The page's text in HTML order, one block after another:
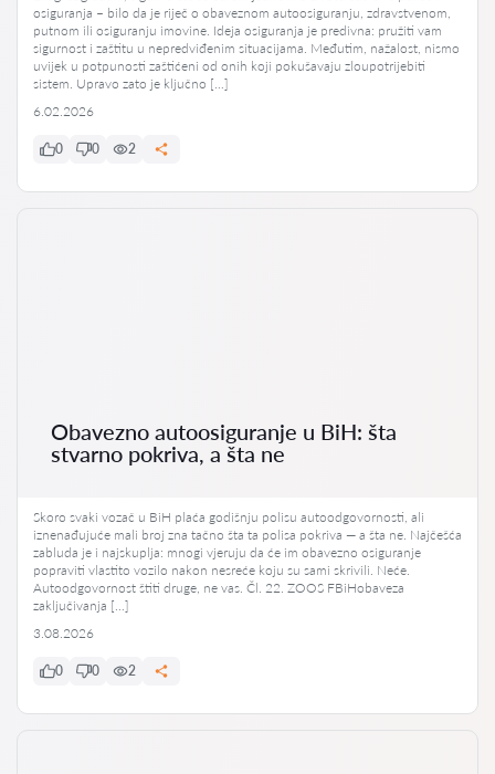
osiguranja – bilo da je riječ o obaveznom autoosiguranju, zdravstvenom,
putnom ili osiguranju imovine. Ideja osiguranja je predivna: pružiti vam
sigurnost i zaštitu u nepredviđenim situacijama. Međutim, nažalost, nismo
uvijek u potpunosti zaštićeni od onih koji pokušavaju zloupotrijebiti
sistem. Upravo zato je ključno […]
6.02.2026
0 0 2
Obavezno autoosiguranje u BiH: šta
stvarno pokriva, a šta ne
Skoro svaki vozač u BiH plaća godišnju polisu autoodgovornosti, ali
iznenađujuće mali broj zna tačno šta ta polisa pokriva — a šta ne. Najčešća
zabluda je i najskuplja: mnogi vjeruju da će im obavezno osiguranje
popraviti vlastito vozilo nakon nesreće koju su sami skrivili. Neće.
Autoodgovornost štiti druge, ne vas. Čl. 22. ZOOS FBiHobaveza
zaključivanja […]
3.08.2026
0 0 2